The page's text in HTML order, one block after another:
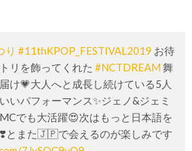
り #11thKPOP_FESTIVAL2019 お待
リを飾ってくれた #NCTDREAM 舞
け💗大人へと成長し続けている5人
いパフォーマンス✨ジェノ&ジェミ
でも大活躍😍次はもっと日本語を
とまた🇯🇵で会えるのが楽しみです